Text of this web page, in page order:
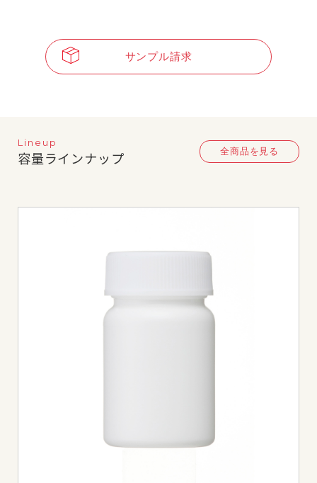
サンプル請求
Lineup
容量ラインナップ 全商品を見る